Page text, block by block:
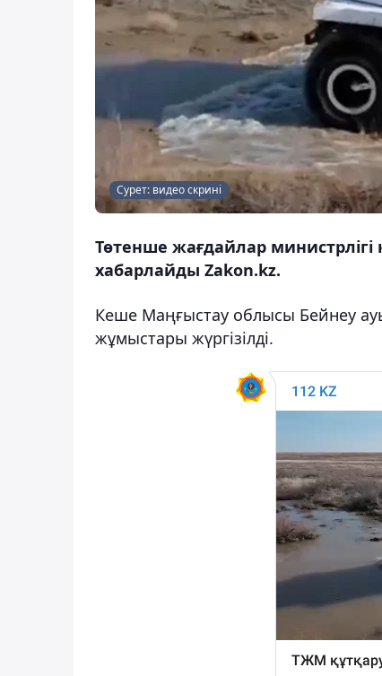
Сурет: видео скрині
Төтенше жағдайлар
хабарлайды Zakon.kz.
Кеше Маңғыстау облысы Бейнеу
жұмыстары жүргізілді.